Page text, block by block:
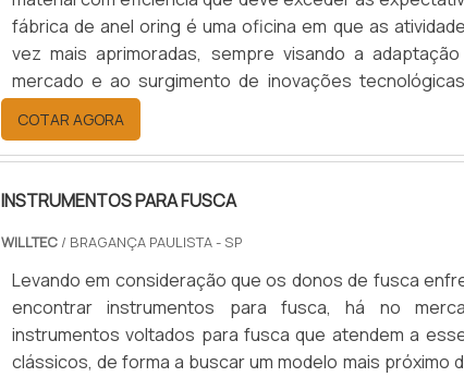
fábrica de anel oring é uma oficina em que as
vez mais aprimoradas, sempre visando a
mercado e ao surgimento de inovações
cada vez mais diversificada, o distribuidor de orings
meios de adaptação de seus itens de base,
adequados e .
COTAR AGORA
INSTRUMENTOS PARA FUSCA
WILLTEC/ BRAGANÇA PAULISTA - SP
Levando em consideração que os donos de fusca
encontrar instrumentos para fusca, há no
instrumentos voltados para fusca que atendem a
clássicos, de forma a buscar um modelo mais próximo